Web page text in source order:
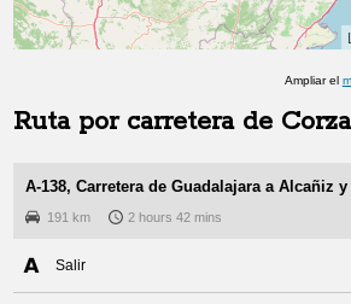
Ampliar el
Ruta por carretera de
A-138, Carretera de Guadalajara a Alcañiz
191 km 2 hours 42 mins
Salir